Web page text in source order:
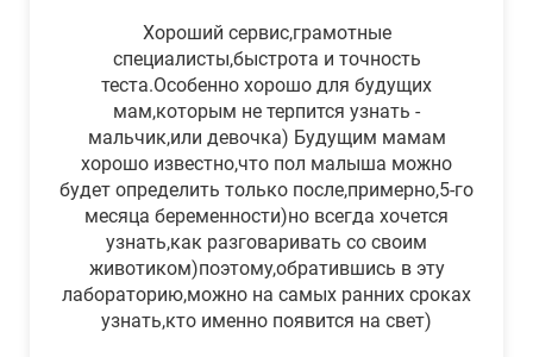
Хороший сервис,грамотные
специалисты,быстрота и точность
теста.Особенно хорошо для будущих
мам,которым не терпится узнать -
мальчик,или девочка) Будущим мамам
хорошо известно,что пол малыша можно
будет определить только после,примерно,5-го
месяца беременности)но всегда хочется
узнать,как разговаривать со своим
животиком)поэтому,обратившись в эту
лабораторию,можно на самых ранних сроках
узнать,кто именно появится на свет)